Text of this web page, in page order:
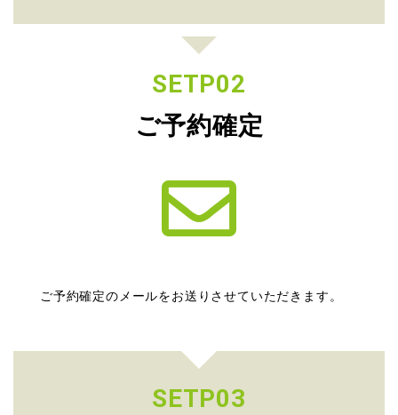
SETP02
ご予約確定
ご予約確定のメールをお送りさせていただきます。
SETP03